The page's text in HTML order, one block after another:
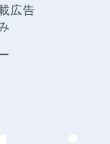
広告